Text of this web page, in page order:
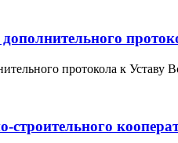
протокола к
строительного